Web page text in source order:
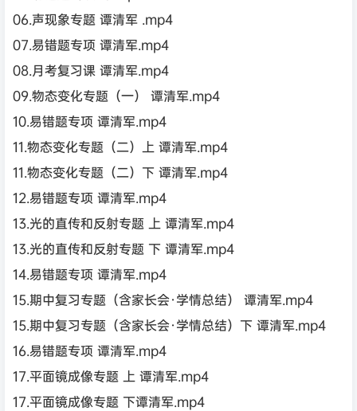
06.声现象专题 谭清军 .mp4
07.易错题专项 谭清军.mp4
08.月考复习课 谭清军.mp4
09.物态变化专题（一） 谭清军.mp4
10.易错题专项 谭清军.mp4
11.物态变化专题（二）上 谭清军.mp4
11.物态变化专题（二）下 谭清军.mp4
12.易错题专项 谭清军.mp4
13.光的直传和反射专题 上 谭清军.mp4
13.光的直传和反射专题 下 谭清军.mp4
14.易错题专项 谭清军.mp4
15.期中复习专题（含家长会·学情总结） 谭清军.mp4
15.期中复习专题（含家长会·学情总结）下 谭清军.mp4
16.易错题专项 谭清军.mp4
17.平面镜成像专题 上 谭清军.mp4
17.平面镜成像专题 下谭清军.mp4